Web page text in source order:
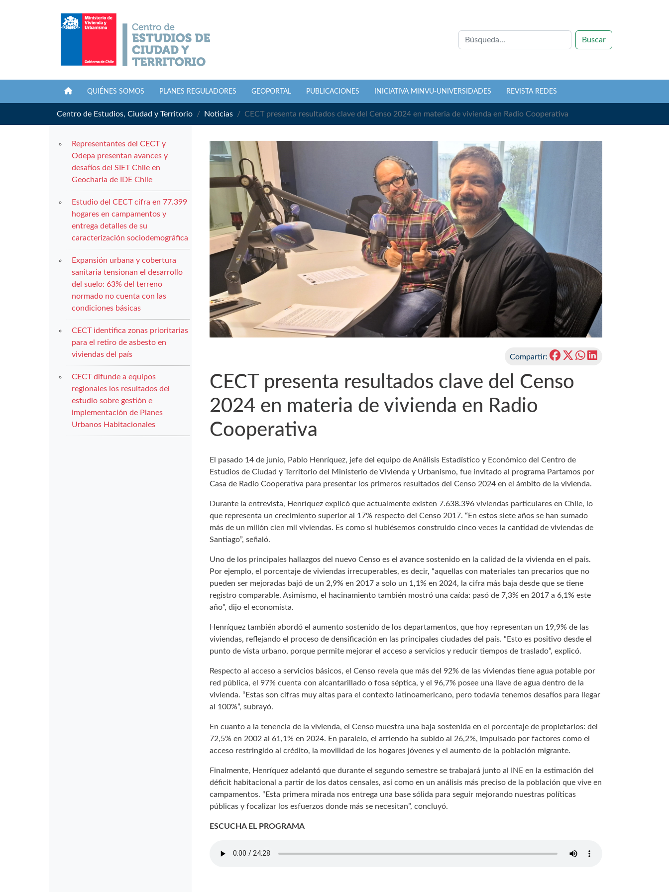
Buscar
QUIÉNES SOMOS PLANES REGULADORES GEOPORTAL PUBLICACIONES INICIATIVA MINVU-UNIVERSIDADES REVISTA REDES
Centro de Estudios, Ciudad y Territorio Noticias CECT presenta resultados clave del Censo 2024 en materia de vivienda en Radio Cooperativa
Representantes del CECT y
Odepa presentan avances y
desafíos del SIET Chile en
Geocharla de IDE Chile
Estudio del CECT cifra en 77.399
hogares en campamentos y
entrega detalles de su
caracterización sociodemográfica
Expansión urbana y cobertura
sanitaria tensionan el desarrollo
del suelo: 63% del terreno
normado no cuenta con las
condiciones básicas
CECT identifica zonas prioritarias
para el retiro de asbesto en
viviendas del país
CECT difunde a equipos
regionales los resultados del
estudio sobre gestión e
implementación de Planes
Urbanos Habitacionales
Compartir:
CECT presenta resultados clave del Censo
2024 en materia de vivienda en Radio
Cooperativa
El pasado 14 de junio, Pablo Henríquez, jefe del equipo de Análisis Estadístico y Económico del Centro de
Estudios de Ciudad y Territorio del Ministerio de Vivienda y Urbanismo, fue invitado al programa Partamos por
Casa de Radio Cooperativa para presentar los primeros resultados del Censo 2024 en el ámbito de la vivienda.
Durante la entrevista, Henríquez explicó que actualmente existen 7.638.396 viviendas particulares en Chile, lo
que representa un crecimiento superior al 17% respecto del Censo 2017. “En estos siete años se han sumado
más de un millón cien mil viviendas. Es como si hubiésemos construido cinco veces la cantidad de viviendas de
Santiago”, señaló.
Uno de los principales hallazgos del nuevo Censo es el avance sostenido en la calidad de la vivienda en el país.
Por ejemplo, el porcentaje de viviendas irrecuperables, es decir, “aquellas con materiales tan precarios que no
pueden ser mejoradas bajó de un 2,9% en 2017 a solo un 1,1% en 2024, la cifra más baja desde que se tiene
registro comparable. Asimismo, el hacinamiento también mostró una caída: pasó de 7,3% en 2017 a 6,1% este
año”, dijo el economista.
Henríquez también abordó el aumento sostenido de los departamentos, que hoy representan un 19,9% de las
viviendas, reflejando el proceso de densificación en las principales ciudades del país. “Esto es positivo desde el
punto de vista urbano, porque permite mejorar el acceso a servicios y reducir tiempos de traslado”, explicó.
Respecto al acceso a servicios básicos, el Censo revela que más del 92% de las viviendas tiene agua potable por
red pública, el 97% cuenta con alcantarillado o fosa séptica, y el 96,7% posee una llave de agua dentro de la
vivienda. “Estas son cifras muy altas para el contexto latinoamericano, pero todavía tenemos desafíos para llegar
al 100%”, subrayó.
En cuanto a la tenencia de la vivienda, el Censo muestra una baja sostenida en el porcentaje de propietarios: del
72,5% en 2002 al 61,1% en 2024. En paralelo, el arriendo ha subido al 26,2%, impulsado por factores como el
acceso restringido al crédito, la movilidad de los hogares jóvenes y el aumento de la población migrante.
Finalmente, Henríquez adelantó que durante el segundo semestre se trabajará junto al INE en la estimación del
déficit habitacional a partir de los datos censales, así como en un análisis más preciso de la población que vive en
campamentos. “Esta primera mirada nos entrega una base sólida para seguir mejorando nuestras políticas
públicas y focalizar los esfuerzos donde más se necesitan”, concluyó.
ESCUCHA EL PROGRAMA